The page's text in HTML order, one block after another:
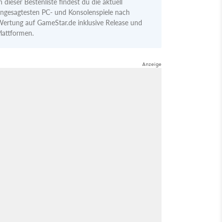
PC- und Konsolenspiele nach
auf GameStar.de inklusive Release und